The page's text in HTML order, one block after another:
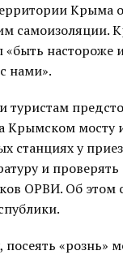
Крыма
самоизоляции.
«быть настороже
нами».
туристам
Крымском мосту
станциях у
и
ОРВИ. Об этом
посеять